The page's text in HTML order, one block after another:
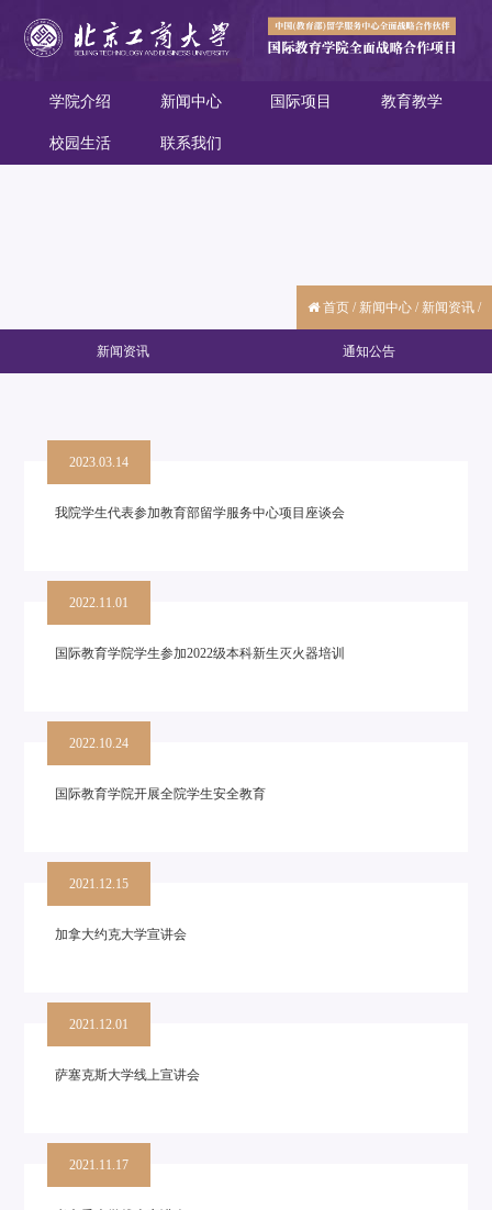
学院介绍 新闻中心 国际项目 教育教学
校园生活 联系我们
首页 / 新闻中心 / 新闻资讯 /
新闻资讯 通知公告
2023.03.14
我院学生代表参加教育部留学服务中心项目座谈会
2022.11.01
国际教育学院学生参加2022级本科新生灭火器培训
2022.10.24
国际教育学院开展全院学生安全教育
2021.12.15
加拿大约克大学宣讲会
2021.12.01
萨塞克斯大学线上宣讲会
2021.11.17